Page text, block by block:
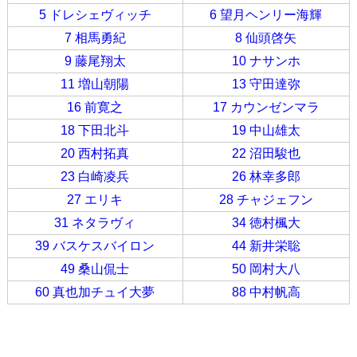
5 ドレシェヴィッチ
6 望月ヘンリー海輝
7 相馬勇紀
8 仙頭啓矢
9 藤尾翔太
10 ナサンホ
11 増山朝陽
13 守田達弥
16 前寛之
17 カウンゼンマラ
18 下田北斗
19 中山雄太
20 西村拓真
22 沼田駿也
23 白崎凌兵
26 林幸多郎
27 エリキ
28 チャジェフン
31 ネタラヴィ
34 徳村楓大
39 バスケスバイロン
44 新井栄聡
49 桑山侃士
50 岡村大八
60 真也加チュイ大夢
88 中村帆高